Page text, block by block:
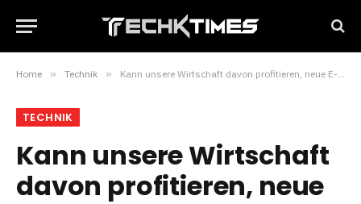
Home » Technik » Kann unsere Wirtschaft davon profitieren, neue E-Bikes als Hauptverkehrsmittel in Städten zu übernehmen?
TECHNIK
Kann unsere Wirtschaft
davon profitieren, neue